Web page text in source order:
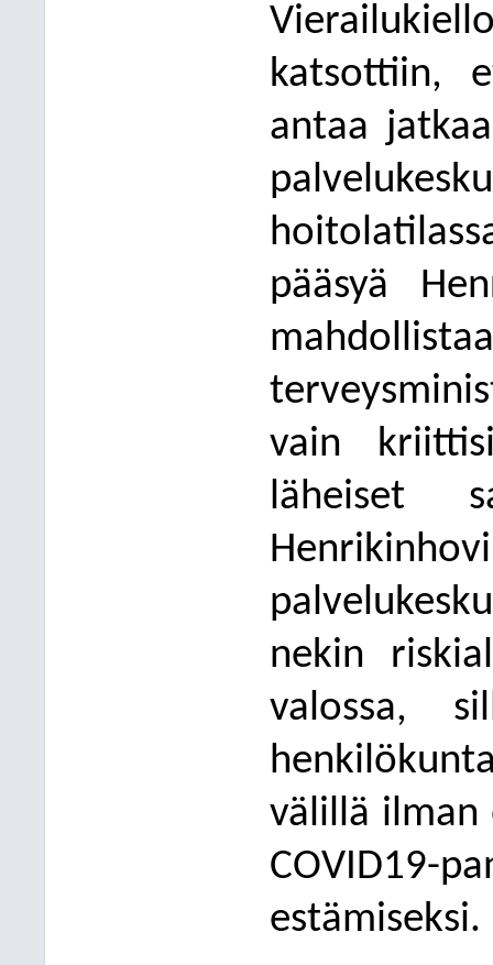
katsottiin,
antaa jat
pääsyä
vain
läheiset
nekin
valossa,
välillä ilman
estämiseksi.